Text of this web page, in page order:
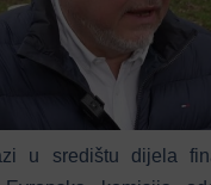
u središtu dijela